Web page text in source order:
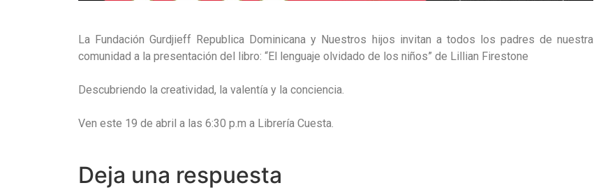
La Fundación Gurdjieff Republica Dominicana y Nuestros hijos invitan a todos los padres de nuestra
comunidad a la presentación del libro: “El lenguaje olvidado de los niños” de Lillian Firestone
Descubriendo la creatividad, la valentía y la conciencia.
Ven este 19 de abril a las 6:30 p.m a Librería Cuesta.
Deja una respuesta